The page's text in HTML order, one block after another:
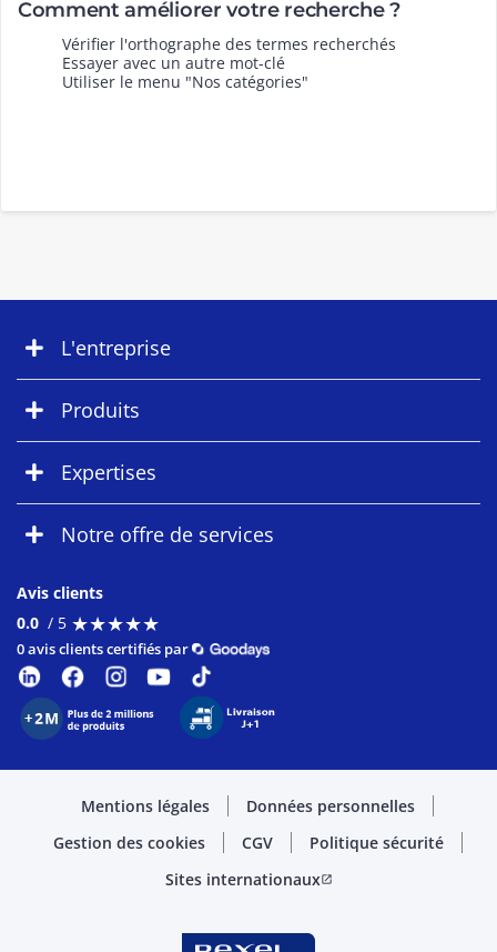
Comment améliorer votre recherche ?
Vérifier l'orthographe des termes recherchés
Essayer avec un autre mot-clé
Utiliser le menu "Nos catégories"
L'entreprise
Produits
Expertises
Notre offre de services
Avis clients
0.0 / 5 ★★★★★
★★★★★
0 avis clients certifiés par
Mentions légales
Données personnelles
Gestion des cookies
CGV
Politique sécurité
Sites internationauxopen_in_new